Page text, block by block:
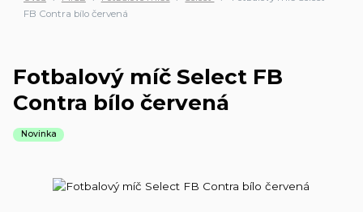
FB Contra bílo červená
Fotbalový míč Select FB
Contra bílo červená
Novinka